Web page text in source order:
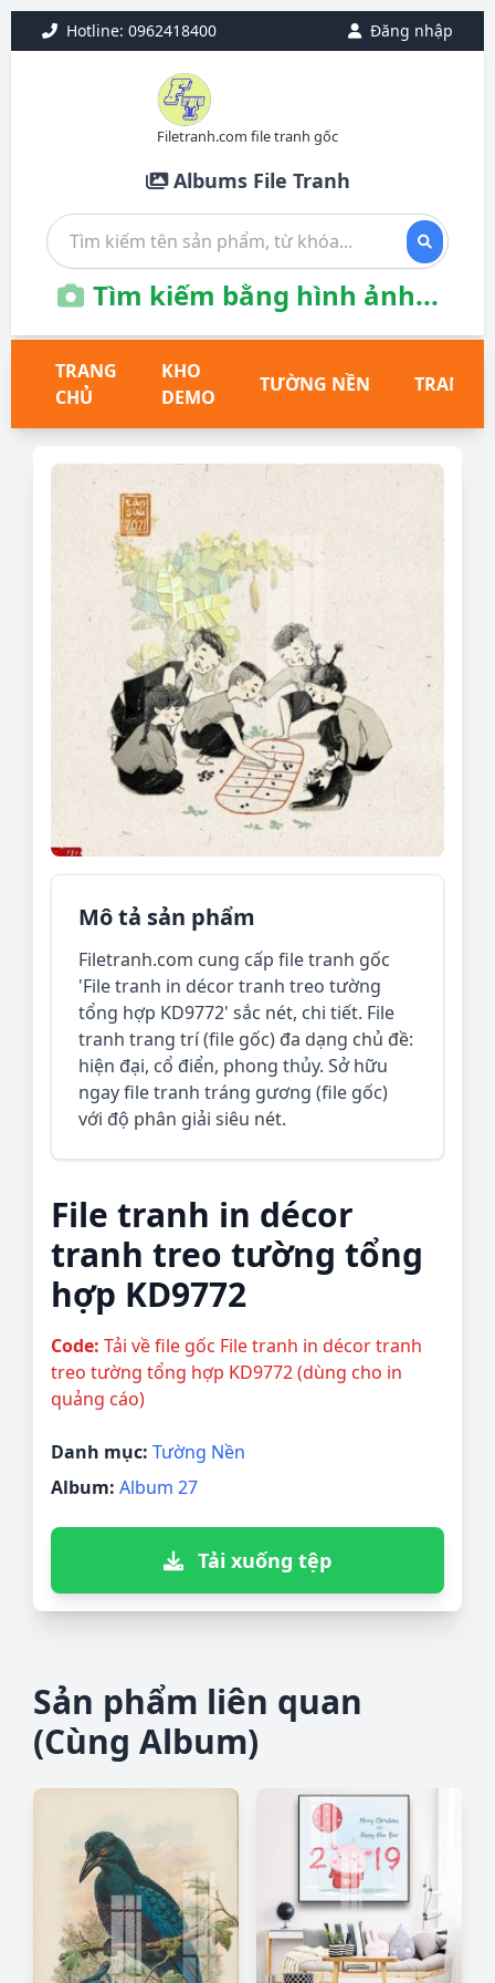
Hotline: 0962418400 Đăng nhập
Filetranh.com file tranh gốc
Albums File Tranh
Tìm kiếm bằng hình ảnh...
TRANG
CHỦ
KHO
DEMO
TƯỜNG NỀN TRANH
Mô tả sản phẩm
Filetranh.com cung cấp file tranh gốc
'File tranh in décor tranh treo tường
tổng hợp KD9772' sắc nét, chi tiết. File
tranh trang trí (file gốc) đa dạng chủ đề:
hiện đại, cổ điển, phong thủy. Sở hữu
ngay file tranh tráng gương (file gốc)
với độ phân giải siêu nét.
File tranh in décor
tranh treo tường tổng
hợp KD9772
Code: Tải về file gốc File tranh in décor tranh
treo tường tổng hợp KD9772 (dùng cho in
quảng cáo)
Danh mục: Tường Nền
Album: Album 27
Tải xuống tệp
Sản phẩm liên quan
(Cùng Album)